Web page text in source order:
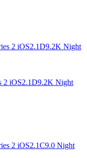
2 iOS2.1D9.2K Night